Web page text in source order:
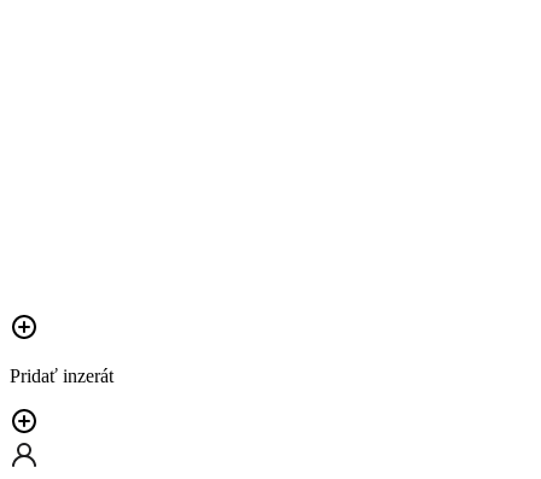
Pridať inzerát